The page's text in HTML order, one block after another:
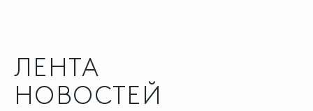
ЛЕНТА
НОВОСТЕЙ